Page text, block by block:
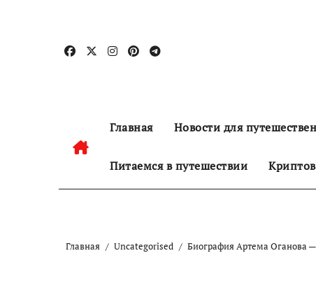
содержанию
Главная Новости для
Питаемся в путешествии
Главная Uncategorised Биография Артема Оганова